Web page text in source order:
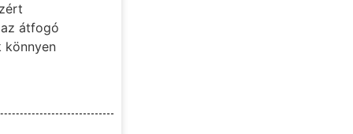
átfogó
könnyen